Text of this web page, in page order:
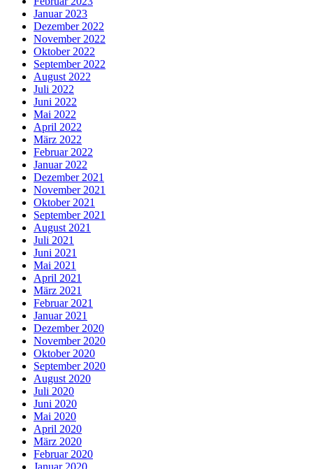
Januar 2023
Dezember 2022
November 2022
Oktober 2022
September 2022
August 2022
Juli 2022
Juni 2022
Mai 2022
April 2022
März 2022
Februar 2022
Januar 2022
Dezember 2021
November 2021
Oktober 2021
September 2021
August 2021
Juli 2021
Juni 2021
Mai 2021
April 2021
März 2021
Februar 2021
Januar 2021
Dezember 2020
November 2020
Oktober 2020
September 2020
August 2020
Juli 2020
Juni 2020
Mai 2020
April 2020
März 2020
Februar 2020
Januar 2020